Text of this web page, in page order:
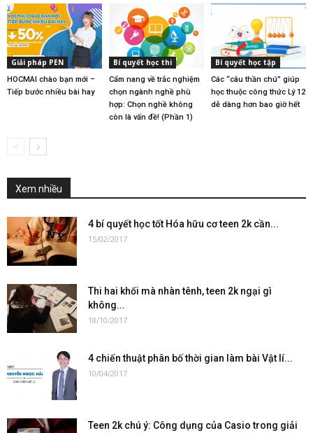
Giải pháp PEN
HOCMAI chào bạn mới –
Tiếp bước nhiều bài hay
Bí quyết học thi
Cẩm nang về trắc nghiệm
chọn ngành nghề phù
hợp: Chọn nghề không
còn là vấn đề! (Phần 1)
Bí quyết học tập
Các “câu thần chú” giúp
học thuộc công thức Lý 12
dễ dàng hơn bao giờ hết
Xem nhiều
4 bí quyết học tốt Hóa hữu cơ teen 2k cần...
15/02/2017
Thi hai khối mà nhàn tênh, teen 2k ngại gì
không...
18/10/2017
4 chiến thuật phân bố thời gian làm bài Vật lí...
10/04/2017
Teen 2k chú ý: Công dụng của Casio trong giải